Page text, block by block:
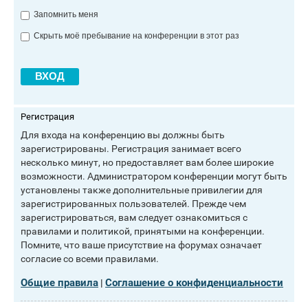
Запомнить меня
Скрыть моё пребывание на конференции в этот раз
Регистрация
Для входа на конференцию вы должны быть
зарегистрированы. Регистрация занимает всего
несколько минут, но предоставляет вам более широкие
возможности. Администратором конференции могут быть
установлены также дополнительные привилегии для
зарегистрированных пользователей. Прежде чем
зарегистрироваться, вам следует ознакомиться с
правилами и политикой, принятыми на конференции.
Помните, что ваше присутствие на форумах означает
согласие со всеми правилами.
Общие правила | Соглашение о конфиденциальности